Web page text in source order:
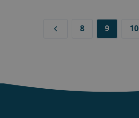
8 9 10